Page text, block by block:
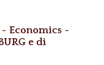
- Economics -
e di